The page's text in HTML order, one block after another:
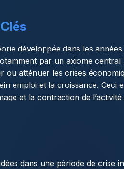
développée dans les
par un axiome
ou atténuer les crises
emploi et la croissance. Ceci
et la contraction de
dans une période de crise